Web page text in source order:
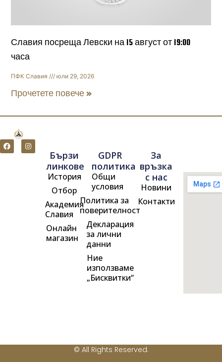
Славия посреща Левски на 15 август от 19:00
часа
ПФК Славия юли 29, 2026
Прочетете повече »
F
a
c
I
n
s
Бързи
линкове
История
Отбор
Академия
Славия
Онлайн
магазин
GDPR
политика
Общи
условия
Политика за
поверителност
Декларация
за лични
данни
Ние
използваме
„Бисквитки“
За
връзка
с нас
Новини
Контакти
© All Rights Reserved.